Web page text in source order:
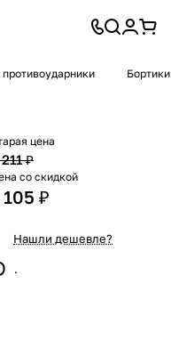
противоударники
цена
₽
со скидкой
105 ₽
Нашли дешевле?
.